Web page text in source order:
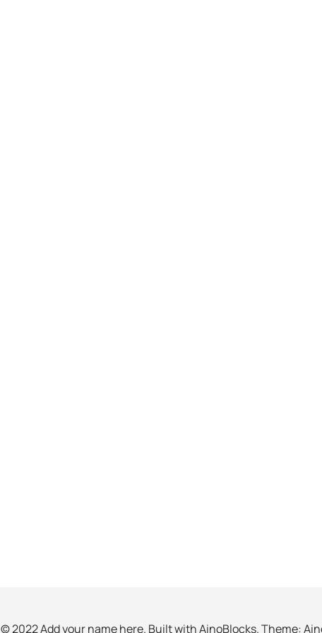
© 2022 Add your name here. Built withAinoBlocks. Theme: